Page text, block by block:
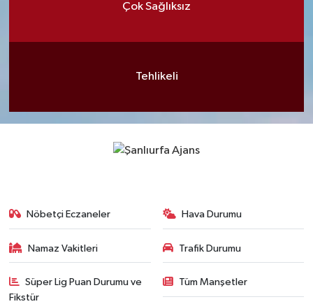
Çok Sağlıksız
Tehlikeli
Nöbetçi Eczaneler Hava Durumu
Namaz Vakitleri Trafik Durumu
Süper Lig Puan Durumu ve
Fikstür
Tüm Manşetler